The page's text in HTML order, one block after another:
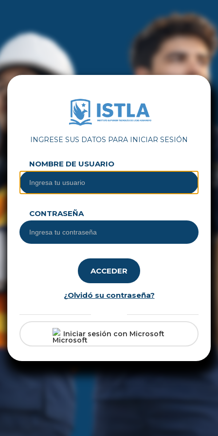
INGRESE SUS DATOS PARA INICIAR SESIÓN
NOMBRE DE USUARIO
CONTRASEÑA
ACCEDER
¿Olvidó su contraseña?
Iniciar sesión con Microsoft